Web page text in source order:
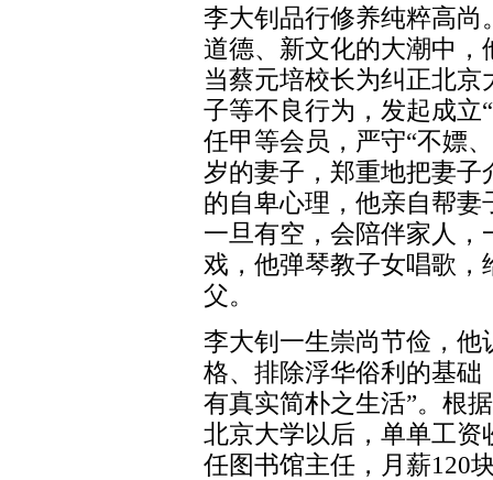
李大钊品行修养纯粹高
道德、新文化的大潮中
当蔡元培校长为纠正北
子等不良行为，发起成立
任甲等会员，严守“不嫖
岁的妻子，郑重地把妻
的自卑心理，他亲自帮
一旦有空，会陪伴家人
戏，他弹琴教子女唱歌
父。
李大钊一生崇尚节俭，
格、排除浮华俗利的基础
有真实简朴之生活”。根
北京大学以后，单单工资
任图书馆主任，月薪120